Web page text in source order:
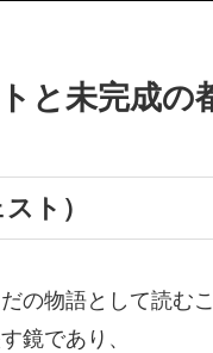
と未完成の
ト）
の物語として読む
鏡であり、